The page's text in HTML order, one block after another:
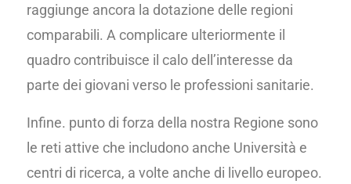
raggiunge ancora la dotazione delle regioni
comparabili. A complicare ulteriormente il
quadro contribuisce il calo dell’interesse da
parte dei giovani verso le professioni sanitarie.
Infine. punto di forza della nostra Regione sono
le reti attive che includono anche Università e
centri di ricerca, a volte anche di livello europeo.